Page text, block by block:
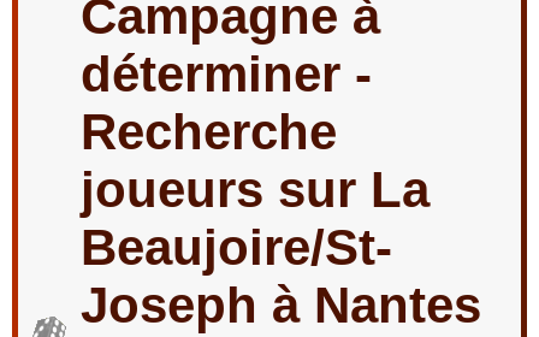
Campagne à
déterminer -
Recherche
joueurs sur La
Beaujoire/St-
Joseph à Nantes